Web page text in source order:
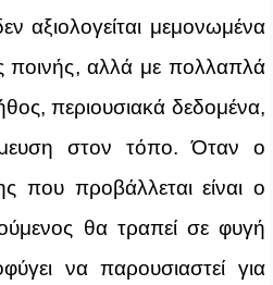
αξιολογείται μεμονωμένα
ποινής, αλλά με πολλαπλά
περιουσιακά δεδομένα,
στον τόπο. Όταν ο
που προβάλλεται είναι ο
θα τραπεί σε φυγή
να παρουσιαστεί για